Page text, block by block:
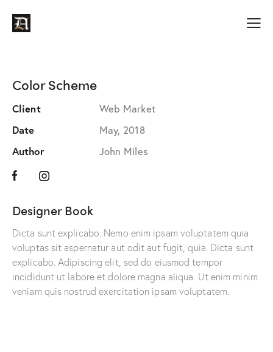
Color Scheme
Designer Book
Dicta sunt explicabo. Nemo enim ipsam voluptatem quia
voluptas sit aspernatur aut odit aut fugit, quia. Dicta sunt
explicabo. Adipiscing elit, sed do eiusmod tempor
incididunt ut labore et dolore magna aliqua. Ut enim minim
veniam quis nostrud exercitation ipsam voluptatem.
Client
Web Market
Date
May, 2018
Author
John Miles